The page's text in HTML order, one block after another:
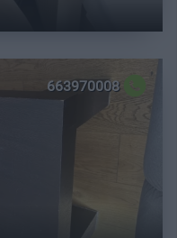
663970008